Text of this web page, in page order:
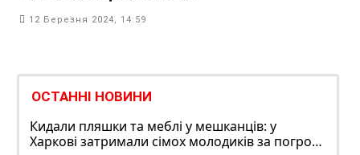
12 Березня 2024, 14:59
ОСТАННІ НОВИНИ
Кидали пляшки та меблі у мешканців: у
Харкові затримали сімох молодиків за погром